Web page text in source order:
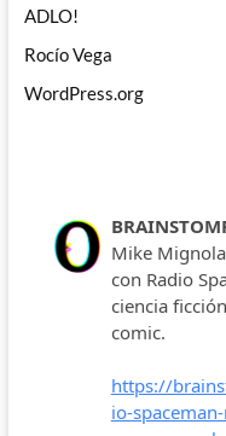
ADLO!
Rocío Vega
WordPress.org